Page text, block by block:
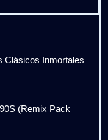
Clásicos Inmortales
(Remix Pack